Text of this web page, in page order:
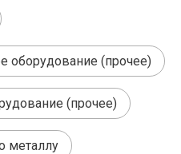
оборудование (прочее)
(прочее)
металлу